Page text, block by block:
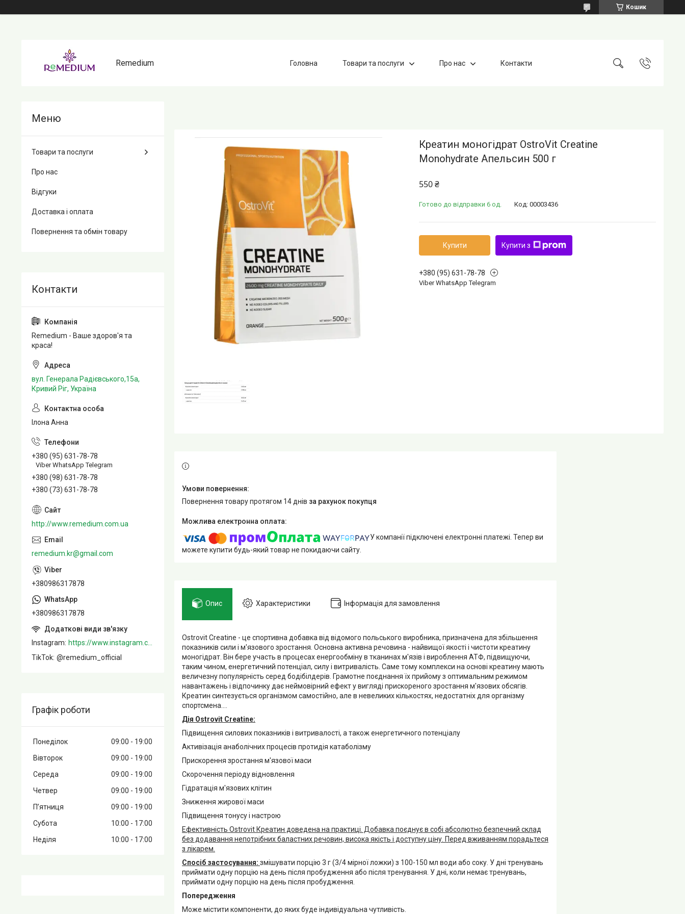
Кошик
Remedium Головна Товари та послуги Про нас Контакти
Креатин моногідрат OstroVit Creatine
Monohydrate Апельсин 500 г
550 ₴
Готово до відправки 6 од. Код: 00003436
Купити Купити з
+380 (95) 631-78-78
Viber WhatsApp Telegram
повернення товару протягом 14 днів за рахунок покупця
У компанії підключені електронні платежі. Тепер ви
можете купити будь-який товар не покидаючи сайту.
Опис Характеристики Інформація для замовлення
Ostrovit Creatine - це спортивна добавка від відомого польського виробника, призначена для збільшення
показників сили і м'язового зростання. Основна активна речовина - найвищої якості і чистоти креатину
моногідрат. Він бере участь в процесах енергообміну в тканинах м'язів і вироблення АТФ, підвищуючи,
таким чином, енергетичний потенціал, силу і витривалість. Саме тому комплекси на основі креатину мають
величезну популярність серед бодібілдерів. Грамотне поєднання їх прийому з оптимальним режимом
навантажень і відпочинку дає неймовірний ефект у вигляді прискореного зростання м'язових обсягів.
Креатин синтезується організмом самостійно, але в невеликих кількостях, недостатніх для організму
спортсмена....
Дія Ostrovit Creatine:
Підвищення силових показників і витривалості, а також енергетичного потенціалу
Активізація анаболічних процесів протидія катаболізму
Прискорення зростання м'язової маси
Скорочення періоду відновлення
Гідратація м'язових клітин
Зниження жирової маси
Підвищення тонусу і настрою
Ефективність Ostrovit Креатин доведена на практиці. Добавка поєднує в собі абсолютно безпечний склад
без додавання непотрібних баластних речовин, висока якість і доступну ціну. Перед вживанням порадьтеся
з лікарем.
Спосіб застосування: змішувати порцію 3 г (3/4 мірної ложки) з 100-150 мл води або соку. У дні тренувань
приймати одну порцію на день після пробудження або після тренування. У дні, коли немає тренувань,
приймати одну порцію на день після пробудження.
Попередження
Може містити компоненти, до яких буде індивідуальна чутливість.
Товари та послуги
Про нас
Відгуки
Доставка і оплата
Повернення та обмін товару
Remedium - Ваше здоров'я та
краса!
вул. Генерала Радієвського,15а,
Кривий Ріг, Україна
Ілона Анна
+380 (95) 631-78-78
Viber WhatsApp Telegram
+380 (98) 631-78-78
+380 (73) 631-78-78
http://www.remedium.com.ua
remedium.kr@gmail.com
+380986317878
+380986317878
Instagram
https://www.instagram.com/remedium_ua/
TikTok @remedium_official
Графік роботи
Понеділок 09:00
19:00
Вівторок
09:00
19:00
Середа
09:00
19:00
Четвер
09:00
19:00
Пʼятниця
09:00
19:00
Субота
10:00
17:00
Неділя
10:00 17:00